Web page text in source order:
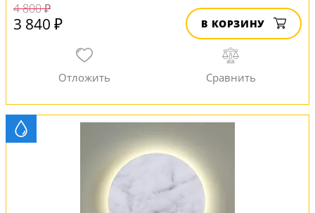
4 800 ₽
3 840 ₽ В КОРЗИНУ